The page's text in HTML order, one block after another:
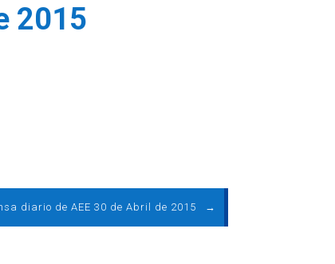
2015
diario de AEE 30 de Abril de 2015 →